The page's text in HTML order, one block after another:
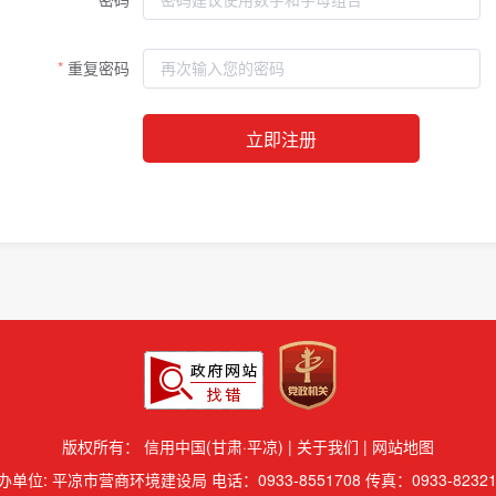
重复密码
立即注册
版权所有： 信用中国(甘肃·平凉) | 关于我们 | 网站地图
单位: 平凉市营商环境建设局 电话：0933-8551708 传真：0933-